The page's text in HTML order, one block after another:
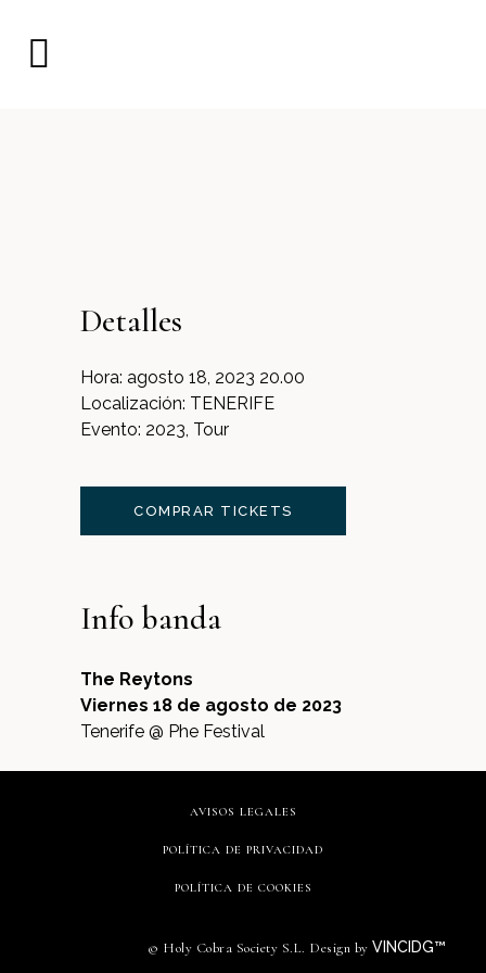
Detalles
Hora: agosto 18, 2023 20.00
Localización: TENERIFE
Evento: 2023, Tour
COMPRAR TICKETS
Info banda
The Reytons
Viernes 18 de agosto de 2023
Tenerife @ Phe Festival
AVISOS LEGALES
POLÍTICA DE PRIVACIDAD
POLÍTICA DE COOKIES
© Holy Cobra Society S.L. Design by VINCIDG™